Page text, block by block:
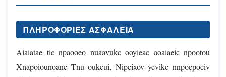
ΠΛΗΡΟΦΟΡΊΕΣ ΑΣΦΑΛΕΊΑ
Aiaiatae tic npaooeo nuaavukc ooyieac aoaiaeic npootou
Xnapoiounoane Tnu oukeui, Nipeixov yevikc nnpoepociv